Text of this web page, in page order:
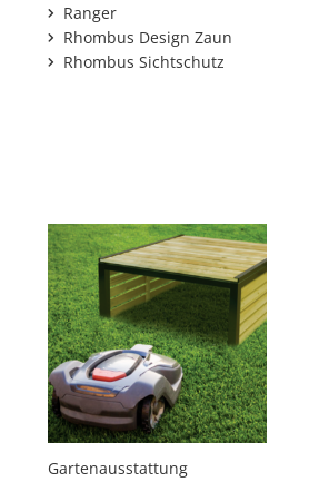
Ranger
Rhombus Design Zaun
Rhombus Sichtschutz
Gartenausstattung